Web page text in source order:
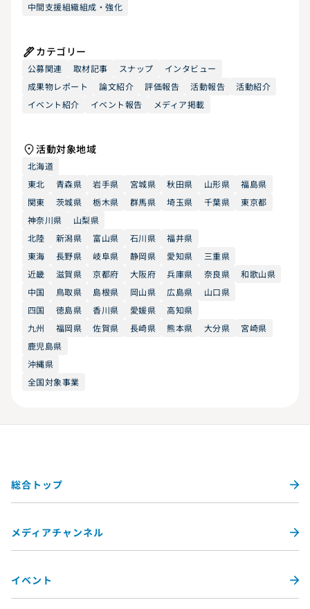
中間支援組織組成・強化
カテゴリー
公募関連 取材記事 スナップ
インタビュー
成果物レポート
論文紹介 評価報告 活動報告
活動紹介
イベント紹介
イベント報告 メディア掲載
活動対象地域
北海道
東北
青森県 岩手県 宮城県 秋田県 山形県
福島県
関東
茨城県 栃木県 群馬県 埼玉県 千葉県
東京都
神奈川県
山梨県
北陸
新潟県 富山県 石川県
福井県
東海
長野県 岐阜県 静岡県 愛知県
三重県
近畿
滋賀県 京都府 大阪府 兵庫県 奈良県
和歌山県
中国
鳥取県 島根県 岡山県 広島県
山口県
四国
徳島県 香川県 愛媛県
高知県
九州
福岡県 佐賀県 長崎県 熊本県 大分県
宮崎県
鹿児島県
沖縄県
全国対象事業
総合トップ
メディアチャンネル
イベント